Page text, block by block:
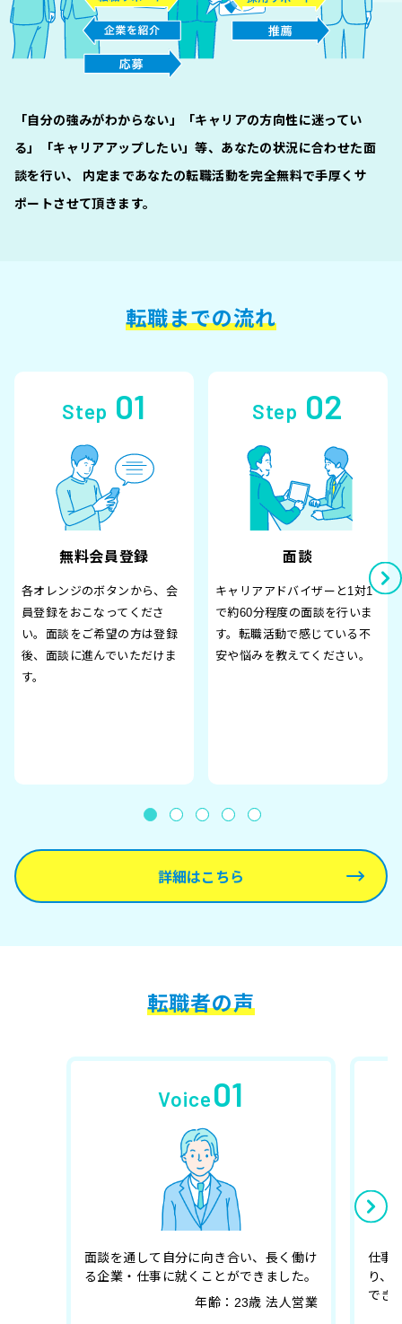
「自分の強みがわからない」「キャリアの方向性に迷ってい
る」「キャリアアップしたい」等、 あなたの状況に合わせた面
談を行い、
内定まであなたの転職活動を完全無料で手厚くサ
ポートさせて頂きます。
転職までの流れ
Step 01
無料会員登録
各オレンジのボタンから、会
員登録をおこなってくださ
い。面談をご希望の方は登録
後、面談に進んでいただけま
す。
Step 02
面談
キャリアアドバイザーと1対1
で約60分程度の面談を行いま
す。転職活動で感じている不
安や悩みを教えてください。
詳細はこちら
転職者の声
Voice01
⾯談を通して⾃分に向き合い、⻑く働け
る企業・仕事に就くことができました。
年齢：23歳 法⼈営業
仕事
り、
でき